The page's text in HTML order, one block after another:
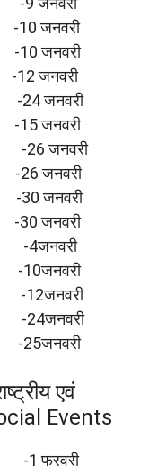
जनवरी
जनवरी
जनवरी
जनवरी
-15 जनवरी
-26 जनवरी
26 जनवरी
-30 जनवरी
जनवरी
-12जनवरी
-24जनवरी
25जनवरी
एवं
Events
-1 फरवरी